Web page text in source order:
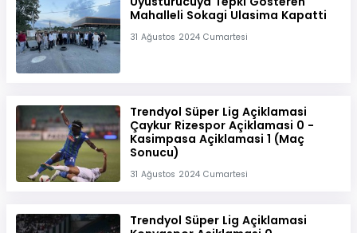
Mahalleli Sokagi Ulasima Kapatti
31 Ağustos 2024 Cumartesi
Trendyol Süper Lig Açiklamasi
Çaykur Rizespor Açiklamasi 0 -
Kasimpasa Açiklamasi 1 (Maç
Sonucu)
31 Ağustos 2024 Cumartesi
Trendyol Süper Lig Açiklamasi